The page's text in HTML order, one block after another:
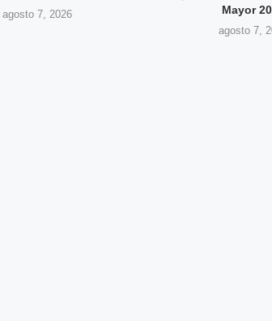
agosto 7, 2026
Mayor
agosto 7,